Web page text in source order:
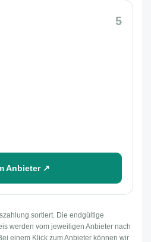
5
Anbieter ↗
sortiert. Die endgültige
werden vom jeweiligen Anbieter nach
einem Klick zum Anbieter können wir